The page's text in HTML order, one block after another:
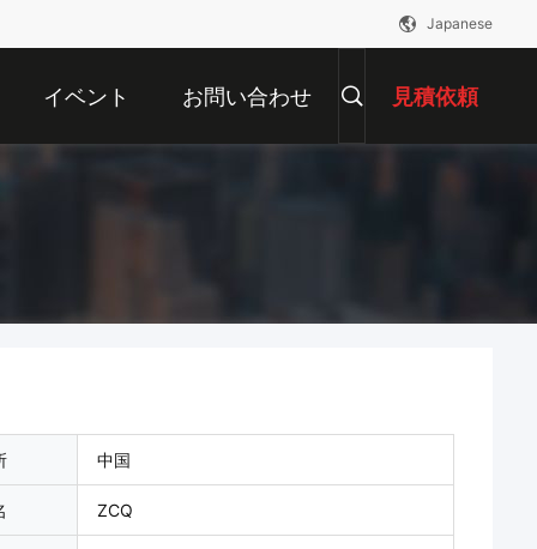
Japanese
イベント お問い合わせ 見積依頼
中国
ZCQ